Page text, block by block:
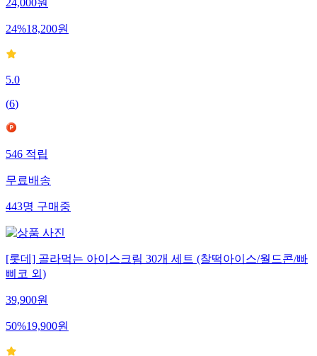
24,000원
24%18,200원
5.0
(6)
546적립
무료배송
443명구매중
[롯데] 골라먹는 아이스크림 30개 세트 (찰떡아이스/월드콘/빠
삐코 외)
39,900원
50%19,900원